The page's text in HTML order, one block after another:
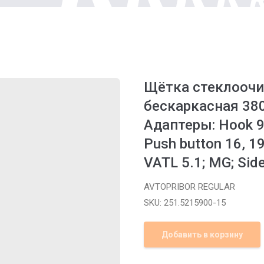
Щётка
бескаркасная
Адаптеры: Hook
Push button 16,
VATL 5.1; MG;
AVTOPRIBOR REGULAR
SKU: 251.5215900-15
Добавить в корзину